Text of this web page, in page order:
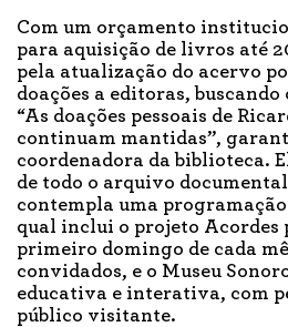
Com um orçamento
para aquisição de livros até
pela atualização do acervo
doações a editoras,
“As doações pessoais de
continuam mantidas”,
coordenadora da biblioteca.
de todo o arquivo
contempla uma
qual inclui o projeto Acordes
primeiro domingo de cada
convidados, e o Museu
educativa e interativa, com
público visitante.